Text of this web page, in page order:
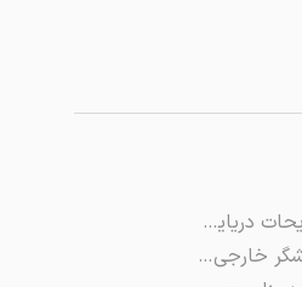
مرکز غواصی و تفریحات دریایی نگین ساحل قشم، مجموعه‌ای بینظیر و متنوع برای یه روز به یاد ماندنی!
بازدید ۱۰ هزار گردشگر خارجی از آثار تاریخی فارس